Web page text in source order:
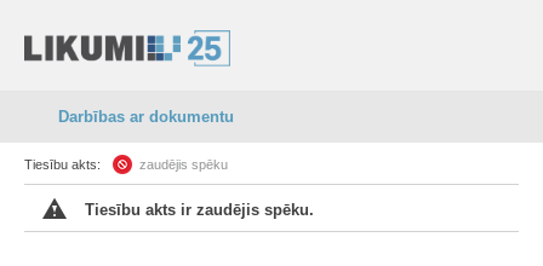
Darbības ar dokumentu
Tiesību akts: zaudējis spēku
Tiesību akts ir zaudējis spēku.